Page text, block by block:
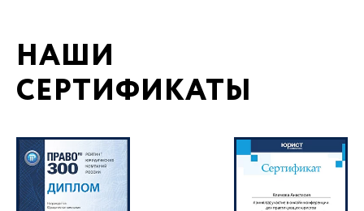
НАШИ
СЕРТИФИКАТЫ